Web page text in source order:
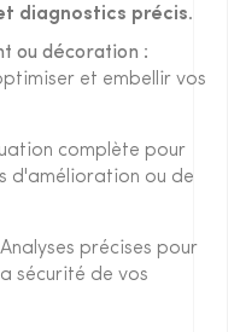
diagnostics précis.
ou décoration :
et embellir vos
complète pour
d'amélioration ou de
Analyses précises pour
sécurité de vos